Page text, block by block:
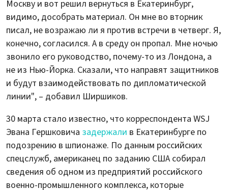
Москву и вот решил вернуться в Екатеринбург,
видимо, дособрать материал. Он мне во вторник
писал, не возражаю ли я против встречи в четверг. Я,
конечно, согласился. А в среду он пропал. Мне ночью
звонило его руководство, почему-то из Лондона, а
не из Нью-Йорка. Сказали, что направят защитников
и будут взаимодействовать по дипломатической
линии", – добавил Ширшиков.
30 марта стало известно, что корреспондента WSJ
Эвана Гершковича задержали в Екатеринбурге по
подозрению в шпионаже. По данным российских
спецслужб, американец по заданию США собирал
сведения об одном из предприятий российского
военно-промышленного комплекса, которые